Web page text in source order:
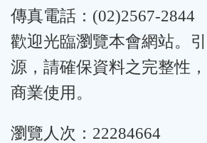
傳真電話：(02)2567-2844
歡迎光臨瀏覽本會網站。
源，請確保資料之完整性
商業使用。
瀏覽人次：22284664